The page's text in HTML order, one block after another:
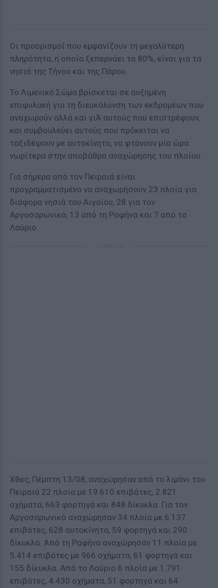
Οι προορισμοί που εμφανίζουν τη μεγαλύτερη
πληρότητα, η οποία ξεπερνάει το 80%, είναι για τα
νησιά της Τήνου και της Πάρου.
Το Λιμενικό Σώμα βρίσκεται σε αυξημένη
επιφυλακή για τη διευκόλυνση των εκδρομέων που
αναχωρούν αλλά και γιΆ αυτούς που επιστρέφουν,
και συμβουλεύει αυτούς που πρόκειται να
ταξιδέψουν με αυτοκίνητο, να φτάνουν μία ώρα
νωρίτερα στην αποβάθρα αναχώρησης του πλοίου.
Για σήμερα από τον Πειραιά είναι
προγραμματισμένο να αναχωρήσουν 23 πλοία για
διάφορα νησιά του Αιγαίου, 28 για τον
Αργοσαρωνικό, 13 από τη Ραφήνα και 7 από το
Λαύριο.
Χθες, Πέμπτη 13/08, αναχώρησαν από το λιμάνι του
Πειραιά 22 πλοία με 19.610 επιβάτες, 2.821
οχήματα, 663 φορτηγά και 848 δίκυκλα. Για τον
Αργοσαρωνικό αναχώρησαν 34 πλοία με 6.137
επιβάτες, 628 αυτοκίνητα, 59 φορτηγά και 290
δίκυκλα. Από τη Ραφήνα αναχώρησαν 11 πλοία με
5.414 επιβάτες με 966 οχήματα, 61 φορτηγά και
155 δίκυκλα. Από το Λαύριο 6 πλοία με 1.791
επιβάτες, 4.430 οχήματα, 51 φορτηγά και 64